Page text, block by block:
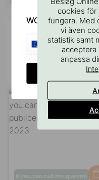
Tagga dina
Inlägg
you.can.call.me.queenb
cookies för
fungera. Med
vi även
statistik samt
acceptera
anpassa
WOULD YOU
EU